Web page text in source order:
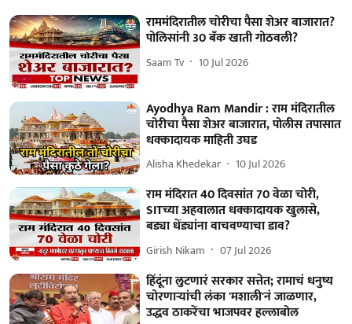
राममंदिरातील चोरीचा पैसा शेअर बाजारात?
पोलिसांनी 30 बँक खाती गोठवली?
Saam Tv 10 Jul 2026
Ayodhya Ram Mandir : राम मंदिरातील
चोरीचा पैसा शेअर बाजारात, पोलीस तपासात
धक्कादायक माहिती उघड
Alisha Khedekar 10 Jul 2026
राम मंदिरात 40 दिवसांत 70 वेळा चोरी,
SITच्या अहवालात धक्कादायक खुलासे,
बड्या धेंड्यांना वाचवण्याचा डाव?
Girish Nikam 07 Jul 2026
हिंदूंना लुटणारं सरकार सत्तेत; रामाचं धनुष्य
चोरणाऱ्यांची लंका 'मशाली'नं जाळणार,
उद्धव ठाकरेंचा भाजपवर हल्लाबोल